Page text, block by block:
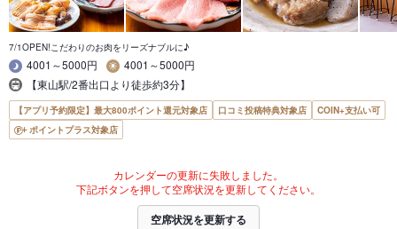
7/1OPEN!こだわりのお肉をリーズナブルに♪
4001～5000円
4001～5000円
【東山駅/2番出口より徒歩約3分】
【アプリ予約限定】最大800ポイント還元対象店 口コミ投稿特典対象店
COIN+支払い可
ポイントプラス対象店
カレンダーの更新に失敗しました。
下記ボタンを押して空席状況を更新してください。
空席状況を更新する